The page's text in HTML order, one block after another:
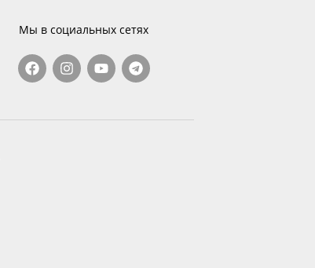
Мы в социальных сетях